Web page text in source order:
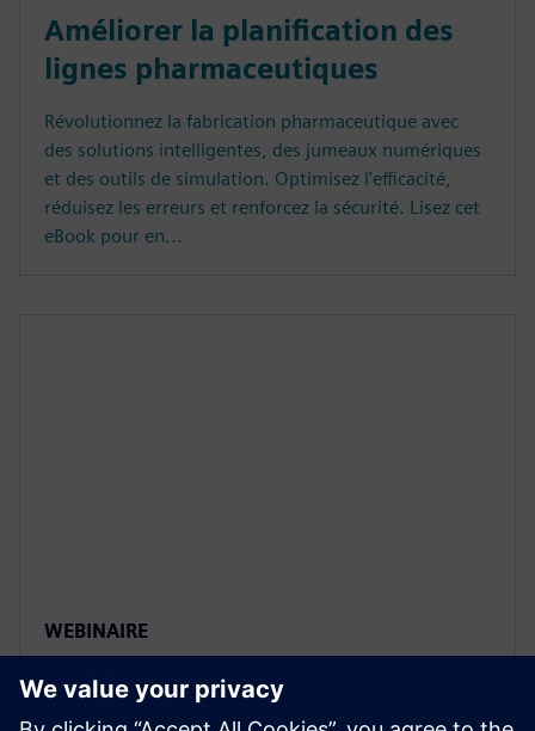
Améliorer la planification des
lignes pharmaceutiques
Révolutionnez la fabrication pharmaceutique avec
des solutions intelligentes, des jumeaux numériques
et des outils de simulation. Optimisez l'efficacité,
réduisez les erreurs et renforcez la sécurité. Lisez cet
eBook pour en...
WEBINAIRE
Safeguarding planning in
pharmaceutical production